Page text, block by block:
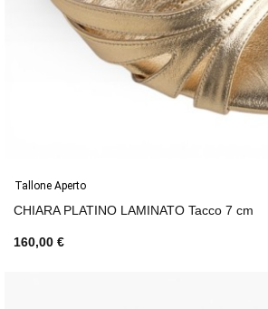
Tallone Aperto
CHIARA PLATINO LAMINATO Tacco 7 cm
160,00 €